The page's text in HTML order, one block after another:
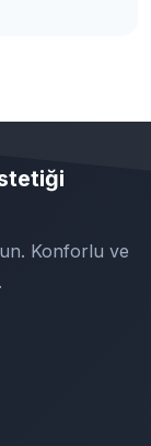
Konforlu ve